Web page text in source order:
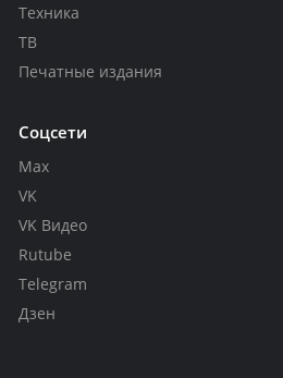
Техника
ТВ
Печатные издания
Соцсети
Max
VK
VK Видео
Rutube
Telegram
Дзен